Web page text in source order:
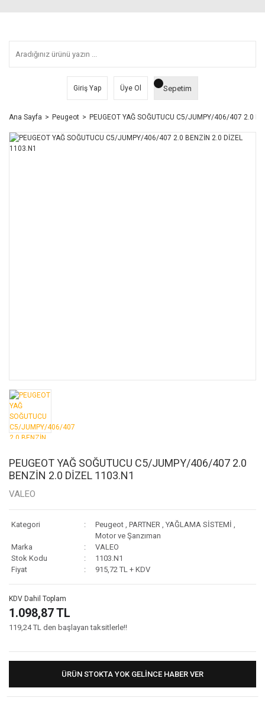
Giriş Yap Üye Ol Sepetim
Ana Sayfa Peugeot PEUGEOT YAĞ SOĞUTUCU C5/JUMPY/406/407 2.0
PEUGEOT YAĞ SOĞUTUCU C5/JUMPY/406/407 2.0
BENZİN 2.0 DİZEL 1103.N1
VALEO
Kategori Peugeot PARTNER YAĞLAMA SİSTEMİ
Motor ve Şanzıman
Marka
VALEO
Stok Kodu
1103.N1
Fiyat
915,72 TL + KDV
KDV Dahil Toplam
1.098,87 TL
119,24 TL den başlayan taksitlerle!!
ÜRÜN STOKTA YOK GELINCE HABER VER